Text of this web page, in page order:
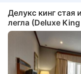
Делукс кинг стая
легла (Deluxe